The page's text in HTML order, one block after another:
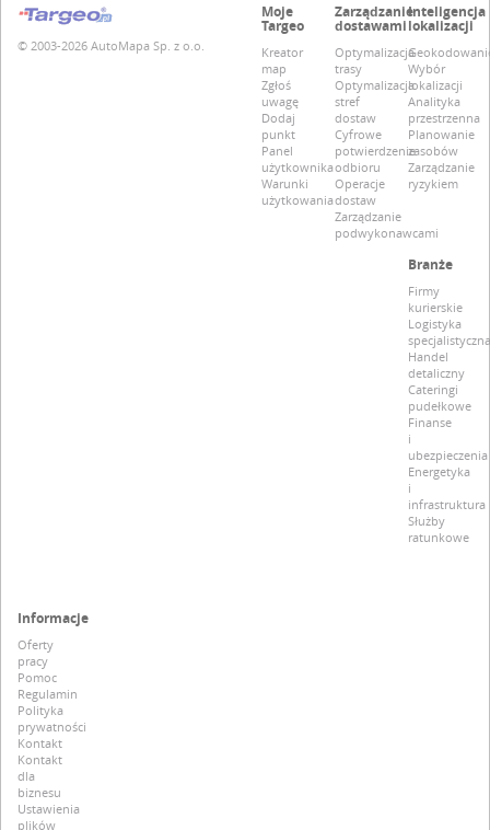
© 2003-2026 AutoMapa Sp. z o.o.
Moje
Targeo
Kreator
map
Zgłoś
uwagę
Dodaj
punkt
Panel
użytkownika
Warunki
użytkowania
Zarządzanie
dostawami
Optymalizacja
trasy
Optymalizacja
stref
dostaw
Cyfrowe
potwierdzenie
odbioru
Operacje
dostaw
Zarządzanie
podwykonawcami
Inteligencja
lokalizacji
Wybór
lokalizacji
Analityka
przestrzenna
Planowanie
zasobów
Zarządzanie
ryzykiem
Branże
Firmy
kurierskie
Logistyka
specjalistyczna
Handel
detaliczny
Cateringi
pudełkowe
Finanse
i
ubezpieczenia
Energetyka
i
infrastruktura
Służby
ratunkowe
Informacje
Oferty
pracy
Pomoc
Regulamin
Polityka
prywatności
Kontakt
Kontakt
dla
biznesu
Ustawienia
plików